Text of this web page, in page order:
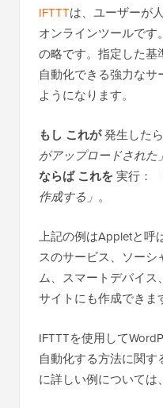
IFTTTは、ユーザーが
オンラインツールです
の略です。指定した基
自動化できる強力な
ようになります。
もし これが発生したら
がアップロードされた」
ならば これを 実行：
作成する」 。
上記の例はAppletと呼
スのサービス、ソー
ム、スマートデバイス
サイトにも作成できま
IFTTTを使用して
自動化する方法に関
に詳しい例については